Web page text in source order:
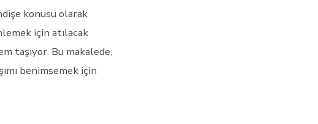
konusu olarak
için atılacak
taşıyor. Bu makalede,
benimsemek için